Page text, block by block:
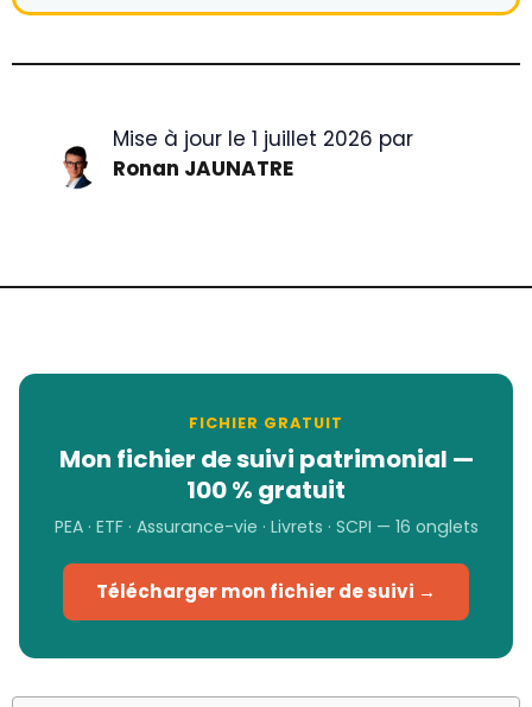
Mise à jour le 1 juillet 2026 par
Ronan JAUNATRE
FICHIER GRATUIT
Mon fichier de suivi patrimonial —
100 % gratuit
PEA · ETF · Assurance-vie · Livrets · SCPI — 16 onglets
Télécharger mon fichier de suivi →